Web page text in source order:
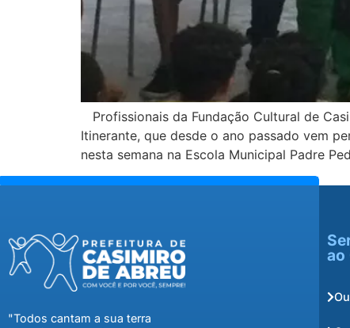
Profissionais da Fundação Cultural de
Itinerante, que desde o ano passado vem
nesta semana na Escola Municipal Padre
"Todos cantam a sua terra
ao